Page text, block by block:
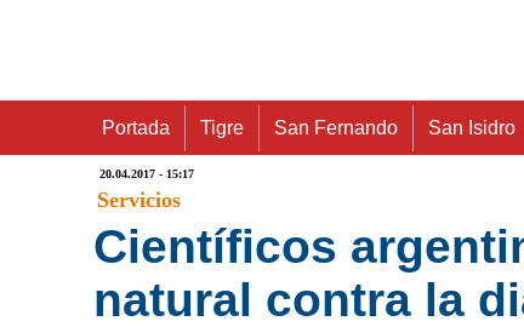
Portada Tigre San Fernando San Isidro
20.04.2017 - 15:17
Servicios
Científicos
natural contra la